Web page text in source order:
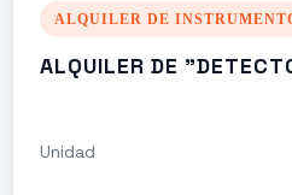
ALQUILER DE
ALQUILER DE
Unidad